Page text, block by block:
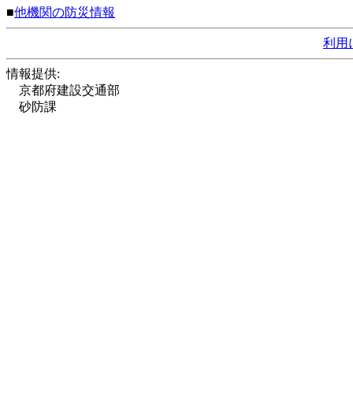
■他機関の防災情報
利用
情報提供:
京都府建設交通部
砂防課